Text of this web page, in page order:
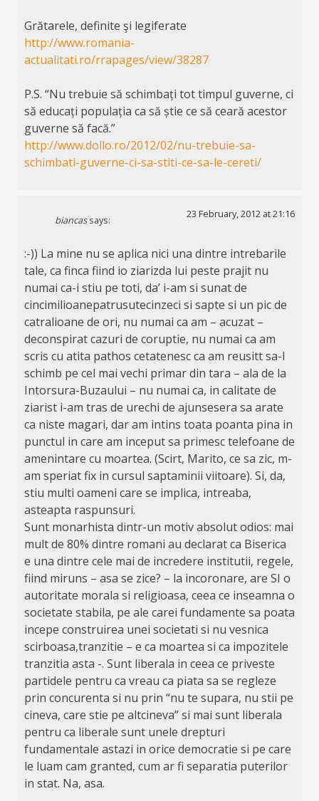
Grătarele, definite şi legiferate
http://www.romania-
actualitati.ro/rrapages/view/38287
P.S. “Nu trebuie să schimbați tot timpul guverne, ci
să educați populația ca să știe ce să ceară acestor
guverne să facă.”
http://www.dollo.ro/2012/02/nu-trebuie-sa-
schimbati-guverne-ci-sa-stiti-ce-sa-le-cereti/
biancas says:
23 February, 2012 at 21:16
:-)) La mine nu se aplica nici una dintre intrebarile
tale, ca finca fiind io ziarizda lui peste prajit nu
numai ca-i stiu pe toti, da’ i-am si sunat de
cincimilioanepatrusutecinzeci si sapte si un pic de
catralioane de ori, nu numai ca am – acuzat –
deconspirat cazuri de coruptie, nu numai ca am
scris cu atita pathos cetatenesc ca am reusitt sa-l
schimb pe cel mai vechi primar din tara – ala de la
Intorsura-Buzaului – nu numai ca, in calitate de
ziarist i-am tras de urechi de ajunsesera sa arate
ca niste magari, dar am intins toata poanta pina in
punctul in care am inceput sa primesc telefoane de
amenintare cu moartea. (Scirt, Marito, ce sa zic, m-
am speriat fix in cursul saptaminii viitoare). Si, da,
stiu multi oameni care se implica, intreaba,
asteapta raspunsuri.
Sunt monarhista dintr-un motiv absolut odios: mai
mult de 80% dintre romani au declarat ca Biserica
e una dintre cele mai de incredere institutii, regele,
fiind miruns – asa se zice? – la incoronare, are SI o
autoritate morala si religioasa, ceea ce inseamna o
societate stabila, pe ale carei fundamente sa poata
incepe construirea unei societati si nu vesnica
scirboasa,tranzitie – e ca moartea si ca impozitele
tranzitia asta -. Sunt liberala in ceea ce priveste
partidele pentru ca vreau ca piata sa se regleze
prin concurenta si nu prin “nu te supara, nu stii pe
cineva, care stie pe altcineva” si mai sunt liberala
pentru ca liberale sunt unele drepturi
fundamentale astazi in orice democratie si pe care
le luam cam granted, cum ar fi separatia puterilor
in stat. Na, asa.